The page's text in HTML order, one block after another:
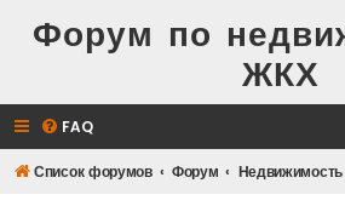
Форум по
ЖКХ
FAQ
Список форумов Форум